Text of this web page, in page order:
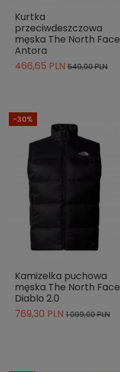
Kurtka
przeciwdeszczowa
męska The North Face
Antora
466,65 PLN 549,00 PLN
-30%
Kamizelka puchowa
męska The North Face
Diablo 2.0
769,30 PLN 1 099,00 PLN